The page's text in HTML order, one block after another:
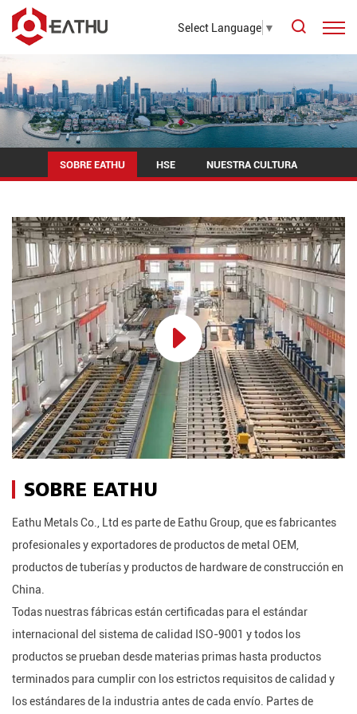
Select Language ▼
SOBRE EATHU HSE NUESTRA CULTURA
SOBRE EATHU
Eathu Metals Co., Ltd es parte de Eathu Group, que es fabricantes
profesionales y exportadores de productos de metal OEM,
productos de tuberías y productos de hardware de construcción en
China.
Todas nuestras fábricas están certificadas para el estándar
internacional del sistema de calidad ISO-9001 y todos los
productos se prueban desde materias primas hasta productos
terminados para cumplir con los estrictos requisitos de calidad y
los estándares de la industria antes de cada envío. Partes de